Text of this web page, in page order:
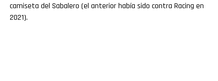
camiseta del Sabalero (el anterior había sido contra Racing en
2021).